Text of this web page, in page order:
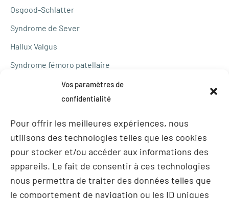
Vos paramètres de
confidentialité
Pour offrir les meilleures expériences, nous
utilisons des technologies telles que les cookies
pour stocker et/ou accéder aux informations des
appareils. Le fait de consentir à ces technologies
nous permettra de traiter des données telles que
le comportement de navigation ou les ID uniques
Osgood-Schlatter
Syndrome de Sever
Hallux Valgus
Syndrome fémoro patellaire
Bascule de bassin
Syndrome de la patte d’oie
Tendinites du long fibulaire ou du tibial postérieur
Technologies
Événements
Accès
Suivez-nous